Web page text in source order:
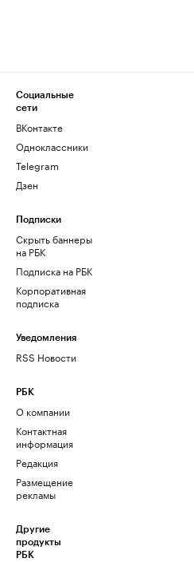
Социальные
сети
ВКонтакте
Одноклассники
Telegram
Дзен
Подписки
Скрыть баннеры
на РБК
Подписка на РБК
Корпоративная
подписка
Уведомления
RSS Новости
РБК
О компании
Контактная
информация
Редакция
Размещение
рекламы
Другие
продукты
РБК